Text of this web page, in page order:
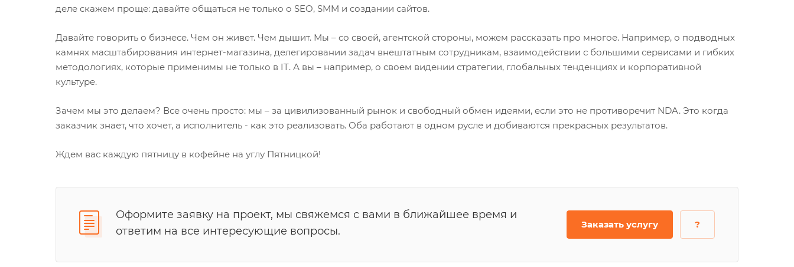
деле скажем проще: давайте общаться не только о SEO, SMM и создании сайтов.
Давайте говорить о бизнесе. Чем он живет. Чем дышит. Мы – со своей, агентской стороны, можем рассказать про многое. Например, о подводных
камнях масштабирования интернет-магазина, делегировании задач внештатным сотрудникам, взаимодействии с большими сервисами и гибких
методологиях, которые применимы не только в IT. А вы – например, о своем видении стратегии, глобальных тенденциях и корпоративной
культуре.
Зачем мы это делаем? Все очень просто: мы – за цивилизованный рынок и свободный обмен идеями, если это не противоречит NDA. Это когда
заказчик знает, что хочет, а исполнитель - как это реализовать. Оба работают в одном русле и добиваются прекрасных результатов.
Ждем вас каждую пятницу в кофейне на углу Пятницкой!
Оформите заявку на проект, мы свяжемся с вами в ближайшее время и
ответим на все интересующие вопросы.
Заказать услугу ?